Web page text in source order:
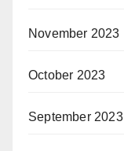
November 2023
October 2023
September 2023